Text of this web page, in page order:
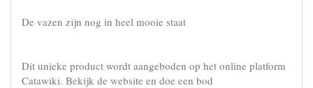
De vazen zijn nog in heel mooie staat
Dit unieke product wordt aangeboden op het online platform
Catawiki. Bekijk de website en doe een bod